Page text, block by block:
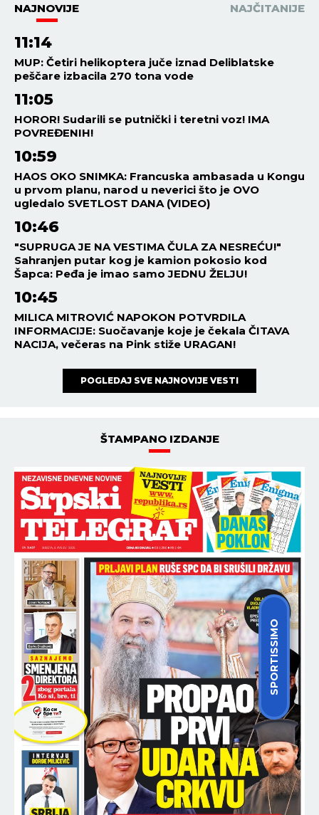
SPORTISSIMO
NAJNOVIJE NAJČITANIJE
11:14
MUP: Četiri helikoptera juče iznad Deliblatske
peščare izbacila 270 tona vode
11:05
HOROR! Sudarili se putnički i teretni voz! IMA
POVREĐENIH!
10:59
HAOS OKO SNIMKA: Francuska ambasada u Kongu
u prvom planu, narod u neverici što je OVO
ugledalo SVETLOST DANA (VIDEO)
10:46
"SUPRUGA JE NA VESTIMA ČULA ZA NESREĆU!"
Sahranjen putar kog je kamion pokosio kod
Šapca: Peđa je imao samo JEDNU ŽELJU!
10:45
MILICA MITROVIĆ NAPOKON POTVRDILA
INFORMACIJE: Suočavanje koje je čekala ČITAVA
NACIJA, večeras na Pink stiže URAGAN!
POGLEDAJ SVE NAJNOVIJE VESTI
ŠTAMPANO IZDANJE